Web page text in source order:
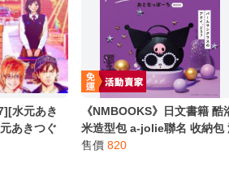
多美小汽車
Zexel
同人誌[id=616795][水元あき
つぐ (夢気力 )] 水元あきつぐ
デザインワークス (原創)
售價 380